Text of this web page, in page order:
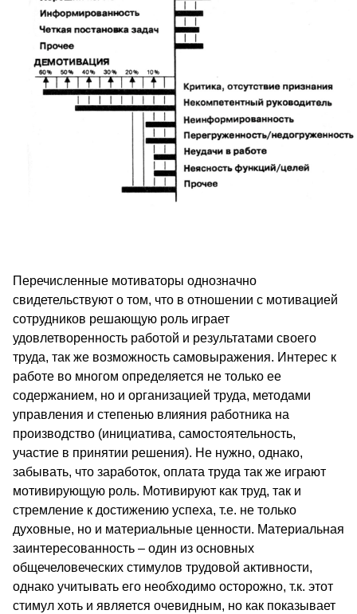
Перечисленные мотиваторы однозначно
свидетельствуют о том, что в отношении с мотивацией
сотрудников решающую роль играет
удовлетворенность работой и результатами своего
труда, так же возможность самовыражения. Интерес к
работе во многом определяется не только ее
содержанием, но и организацией труда, методами
управления и степенью влияния работника на
производство (инициатива, самостоятельность,
участие в принятии решения). Не нужно, однако,
забывать, что заработок, оплата труда так же играют
мотивирующую роль. Мотивируют как труд, так и
стремление к достижению успеха, т.е. не только
духовные, но и материальные ценности. Материальная
заинтересованность – один из основных
общечеловеческих стимулов трудовой активности,
однако учитывать его необходимо осторожно, т.к. этот
стимул хоть и является очевидным, но как показывает